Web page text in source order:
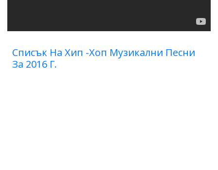
Списък На Хип -хоп Музикални Песни
За 2016 Г.